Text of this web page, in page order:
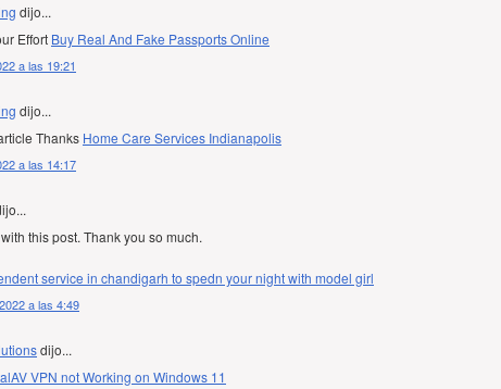
dijo...
Effort Buy Real And Fake Passports Online
a las 19:21
dijo...
Thanks Home Care Services Indianapolis
a las 14:17
this post. Thank you so much.
service in chandigarh to spedn your night with model girl
a las 4:49
dijo...
VPN not Working on Windows 11